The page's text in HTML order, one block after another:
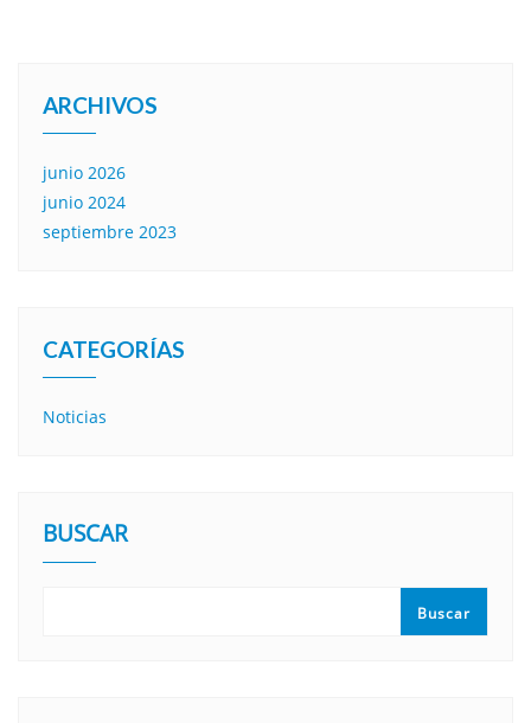
ARCHIVOS
junio 2026
junio 2024
septiembre 2023
CATEGORÍAS
Noticias
BUSCAR
Buscar